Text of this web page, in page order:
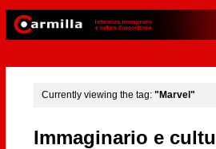
Currently viewing the tag: "Marvel"
Immaginario e